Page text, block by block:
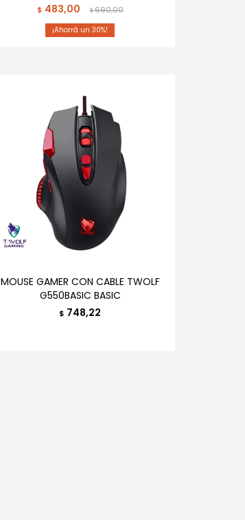
$ 483,00 $690,00
30
MOUSE GAMER CON CABLE TWOLF
G550BASIC BASIC
$ 748,22